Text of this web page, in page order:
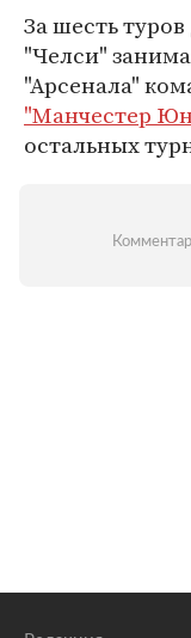
За шесть
"Челси"
"Арсенала"
"Манчестер
остальных